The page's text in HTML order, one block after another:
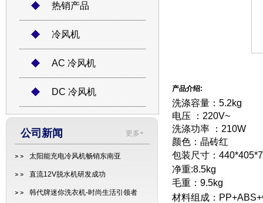
热销产品
冷风机
AC 冷风机
DC 冷风机
更多+
公司新闻
太阳能充电冷风机畅销东南亚
直流12V脱水机研发成功
韩代牌迷你洗衣机-时尚生活引领者
产品介绍:
洗涤容量：5.2kg
电压 ：220V~
洗涤功率 ：210W
颜色：晶砖红
包装尺寸：440*405
净重:8.5kg
毛重：9.5kg
材料组成：